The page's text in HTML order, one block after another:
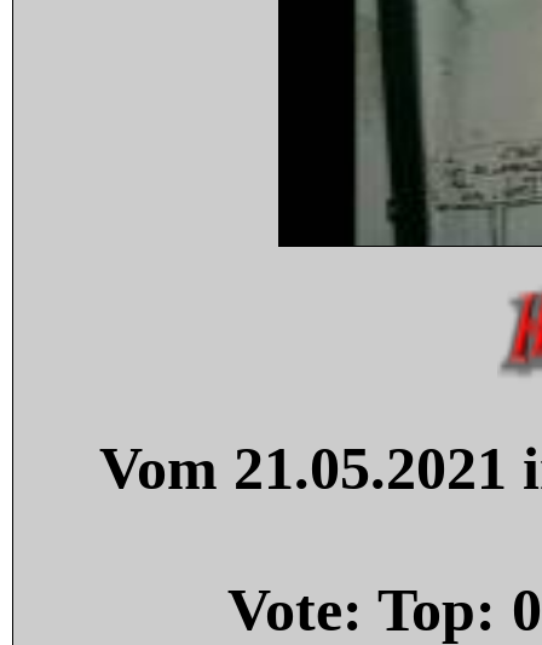
Vom
Vote: Top: 0